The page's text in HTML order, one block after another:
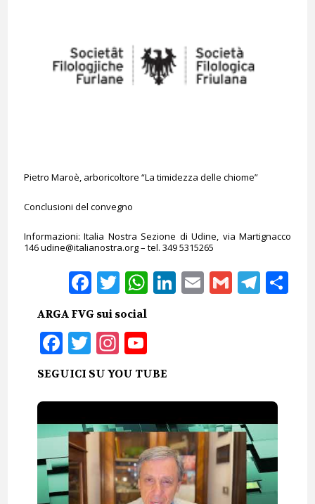
Pietro Maroè, arboricoltore “La timidezza delle chiome”
Conclusioni del convegno
Informazioni: Italia Nostra Sezione di Udine, via Martignacco
146 udine@italianostra.org – tel. 349 5315265
Facebook
Twitter
WhatsApp
LinkedIn
EmailGmail
ARGA FVG sui social
Facebook
Twitter
Instagram
YouTube
SEGUICI SU YOU TUBE